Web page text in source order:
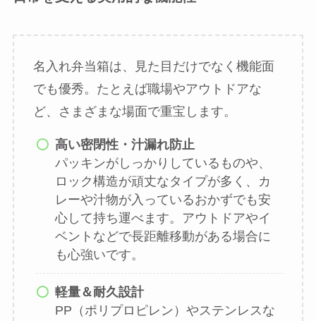
名入れ弁当箱は、見た目だけでなく機能面
でも優秀。たとえば職場やアウトドアな
ど、さまざまな場面で重宝します。
高い密閉性・汁漏れ防止
パッキンがしっかりしているものや、
ロック構造が頑丈なタイプが多く、カ
レーや汁物が入っているおかずでも安
心して持ち運べます。アウトドアやイ
ベントなどで長距離移動がある場合に
も心強いです。
軽量＆耐久設計
PP（ポリプロピレン）やステンレスな